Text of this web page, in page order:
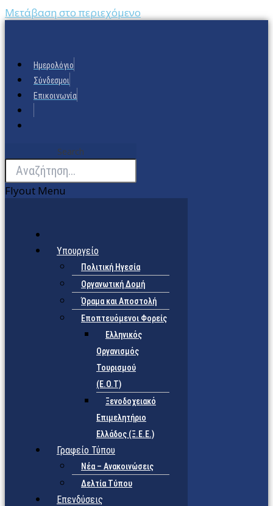
Μετάβαση στο περιεχόμενο
Ημερολόγιο
Σύνδεσμοι
Επικοινωνία
Search
Flyout Menu
Υπουργείο
Πολιτική Ηγεσία
Οργανωτική Δομή
Όραμα και Αποστολή
Εποπτευόμενοι Φορείς
Eλληνικός
Οργανισμός
Τουρισμού
(Ε.Ο.Τ)
Ξενοδοχειακό
Επιμελητήριο
Ελλάδος (Ξ.Ε.Ε.)
Γραφείο Τύπου
Νέα – Ανακοινώσεις
Δελτία Τύπου
Επενδύσεις